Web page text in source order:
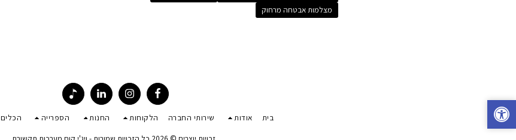
מצלמות אבטחה מרחוק
בית אודות שירותי החברה הלקוחות החנות הספרייה הכלים